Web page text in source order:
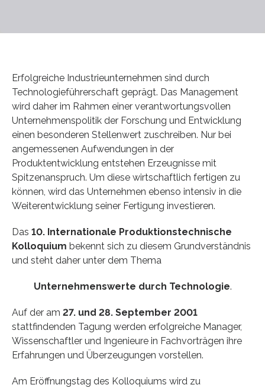
Erfolgreiche Industrieunternehmen sind durch
Technologieführerschaft geprägt. Das Management
wird daher im Rahmen einer verantwortungsvollen
Unternehmenspolitik der Forschung und Entwicklung
einen besonderen Stellenwert zuschreiben. Nur bei
angemessenen Aufwendungen in der
Produktentwicklung entstehen Erzeugnisse mit
Spitzenanspruch. Um diese wirtschaftlich fertigen zu
können, wird das Unternehmen ebenso intensiv in die
Weiterentwicklung seiner Fertigung investieren.
Das 10. Internationale Produktionstechnische
Kolloquium bekennt sich zu diesem Grundverständnis
und steht daher unter dem Thema
Unternehmenswerte durch Technologie.
Auf der am 27. und 28. September 2001
stattfindenden Tagung werden erfolgreiche Manager,
Wissenschaftler und Ingenieure in Fachvorträgen ihre
Erfahrungen und Überzeugungen vorstellen.
Am Eröffnungstag des Kolloquiums wird zu